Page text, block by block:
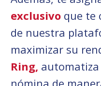
exclusivo que te
de nuestra
maximizar su
Ring,
nómina de